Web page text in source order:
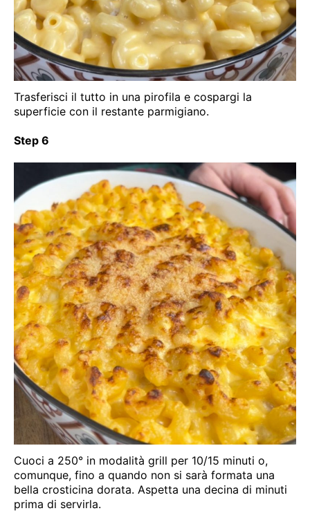
Trasferisci il tutto in una pirofila e cospargi la
superficie con il restante parmigiano.
Step 6
Cuoci a 250° in modalità grill per 10/15 minuti o,
comunque, fino a quando non si sarà formata una
bella crosticina dorata. Aspetta una decina di minuti
prima di servirla.